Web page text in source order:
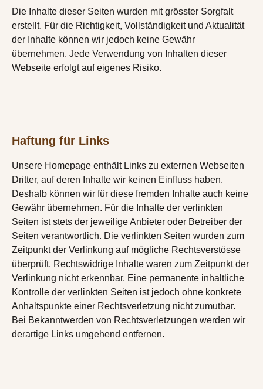
Die Inhalte dieser Seiten wurden mit grösster Sorgfalt
erstellt. Für die Richtigkeit, Vollständigkeit und Aktualität
der Inhalte können wir jedoch keine Gewähr
übernehmen. Jede Verwendung von Inhalten dieser
Webseite erfolgt auf eigenes Risiko.
Haftung für Links
Unsere Homepage enthält Links zu externen Webseiten
Dritter, auf deren Inhalte wir keinen Einfluss haben.
Deshalb können wir für diese fremden Inhalte auch keine
Gewähr übernehmen. Für die Inhalte der verlinkten
Seiten ist stets der jeweilige Anbieter oder Betreiber der
Seiten verantwortlich. Die verlinkten Seiten wurden zum
Zeitpunkt der Verlinkung auf mögliche Rechtsverstösse
überprüft. Rechtswidrige Inhalte waren zum Zeitpunkt der
Verlinkung nicht erkennbar. Eine permanente inhaltliche
Kontrolle der verlinkten Seiten ist jedoch ohne konkrete
Anhaltspunkte einer Rechtsverletzung nicht zumutbar.
Bei Bekanntwerden von Rechtsverletzungen werden wir
derartige Links umgehend entfernen.